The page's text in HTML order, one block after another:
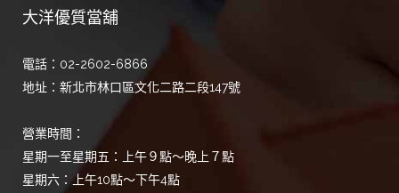
大洋優質當舖
電話：02-2602-6866
地址：新北市林口區文化二路二段147號
營業時間：
星期一至星期五：上午９點～晚上７點
星期六：上午10點～下午4點